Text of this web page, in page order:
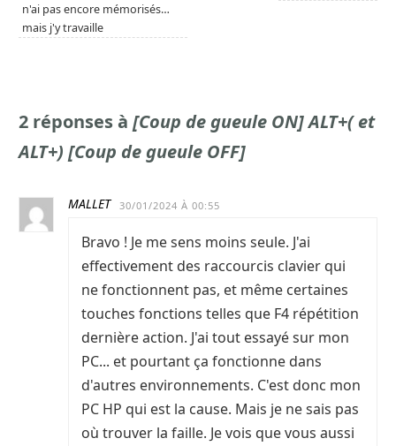
n'ai pas encore mémorisés…
mais j'y travaille
2 réponses à [Coup de gueule ON] ALT+( et
ALT+) [Coup de gueule OFF]
MALLET 30/01/2024 À 00:55
Bravo ! Je me sens moins seule. J'ai
effectivement des raccourcis clavier qui
ne fonctionnent pas, et même certaines
touches fonctions telles que F4 répétition
dernière action. J'ai tout essayé sur mon
PC... et pourtant ça fonctionne dans
d'autres environnements. C'est donc mon
PC HP qui est la cause. Mais je ne sais pas
où trouver la faille. Je vois que vous aussi